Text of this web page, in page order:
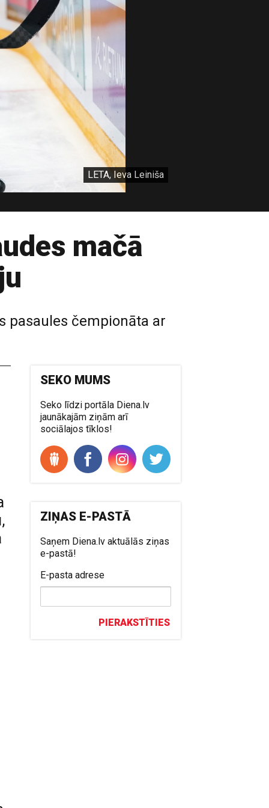
LETA, Ieva Leiniša
mačā
pasaules čempionāta ar
SEKO MUMS
Seko līdzi portāla Diena.lv
jaunākajām ziņām arī
sociālajos tīklos!
ZIŅAS E-PASTĀ
Saņem Diena.lv aktuālās ziņas
e-pastā!
E-pasta adrese
PIERAKSTĪTIES